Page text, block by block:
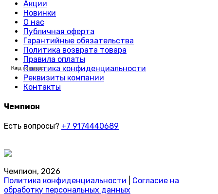
Код товара:
Код товара:
Код товара:
Код товара:
Код товара:
Код товара:
Код товара:
Код товара:
Код товара:
Код товара:
Код товара:
Код товара:
Код товара:
Код товара:
Код товара:
Код товара:
Код товара:
Код товара:
Код товара:
Код товара:
Код товара:
Код товара:
Код товара:
Код товара:
Акции
Новинки
О нас
Публичная оферта
Гарантийные обязательства
Политика возврата товара
Правила оплаты
Политика конфиденциальности
Реквизиты компании
Контакты
Чемпион
Есть вопросы? +7 9174440689
Чемпион, 2026
Политика конфиденциальности
Согласие на
обработку персональных данных